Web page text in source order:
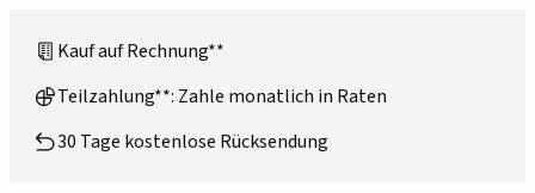
Kauf auf Rechnung**
Teilzahlung**: Zahle monatlich in Raten
30 Tage kostenlose Rücksendung